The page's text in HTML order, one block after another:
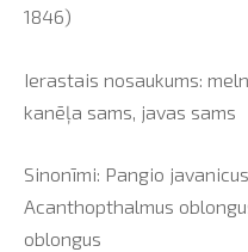
1846)
Ierastais nosaukums:
kanēļa sams, javas sams
Sinonīmi: Pangio
Acanthopthalmus
oblongus